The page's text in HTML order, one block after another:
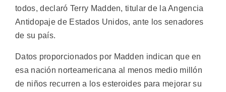
todos, declaró Terry Madden, titular de la Angencia
Antidopaje de Estados Unidos, ante los senadores
de su país.
Datos proporcionados por Madden indican que en
esa nación norteamericana al menos medio millón
de niños recurren a los esteroides para mejorar su